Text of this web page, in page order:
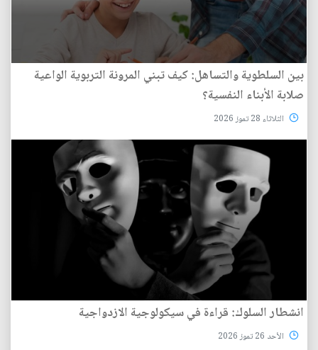
بين السلطوية والتساهل: كيف تبني المرونة التربوية الواعية
صلابة الأبناء النفسية؟
الثلاثاء 28 تموز 2026
انشطار السلوك: قراءة في سيكولوجية الازدواجية
الأحد 26 تموز 2026